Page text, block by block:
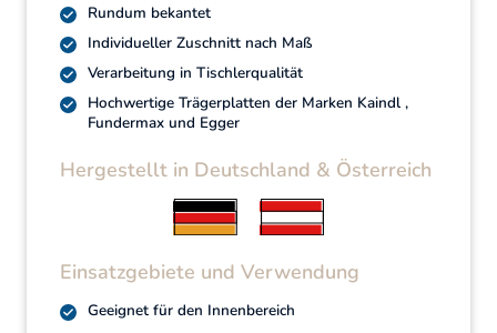
Rundum bekantet
Individueller Zuschnitt nach Maß
Verarbeitung in Tischlerqualität
Hochwertige Trägerplatten der Marken Kaindl ,
Fundermax und Egger
Hergestellt in Deutschland & Österreich
Einsatzgebiete und Verwendung
Geeignet für den Innenbereich